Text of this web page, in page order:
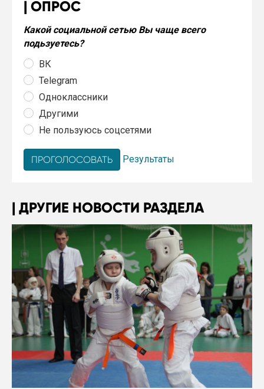
ОПРОС
Какой социальной сетью Вы чаще всего
подьзуетесь?
ВК
Telegram
Одноклассники
Другими
Не пользуюсь соцсетями
Результаты
ДРУГИЕ НОВОСТИ РАЗДЕЛА